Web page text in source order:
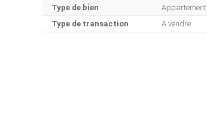
Type de bien
Appartement
Type de transaction
A vendre